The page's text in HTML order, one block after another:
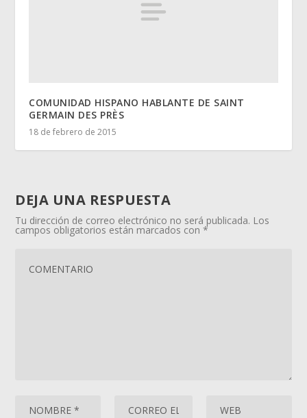
COMUNIDAD HISPANO HABLANTE DE SAINT
GERMAIN DES PRÈS
18 de febrero de 2015
DEJA UNA RESPUESTA
Tu dirección de correo electrónico no será publicada. Los
campos obligatorios están marcados con*